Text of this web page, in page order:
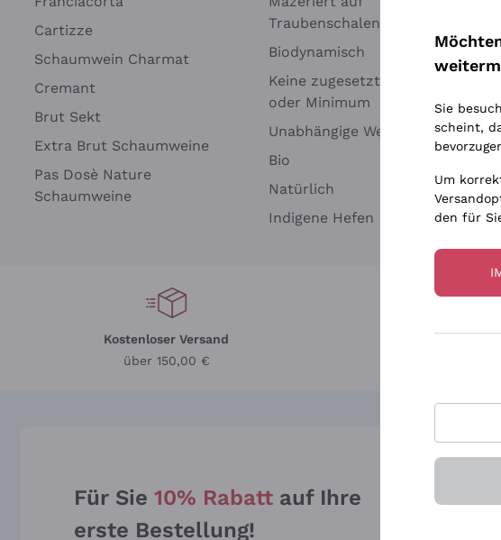
Cartizze
Schaumwein Charmat
Cremant
Brut Sekt
Extra Brut Schaumweine
Pas Dosè Nature
Schaumweine
Traubenschalen
Biodynamisch
Keine zugesetzten Sulfite
oder Minimum
Unabhängige Weinbauern
Bio
Natürlich
Indigene Hefen
Kostenloser Versand
über 150,00 €
Für Sie 10% Rabatt auf Ihre
erste Bestellung!
Die
Weitere
Sie
scheint,
Um
den für